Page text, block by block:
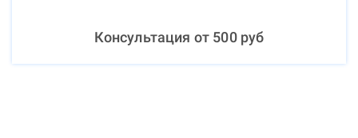
Консультация от 500руб